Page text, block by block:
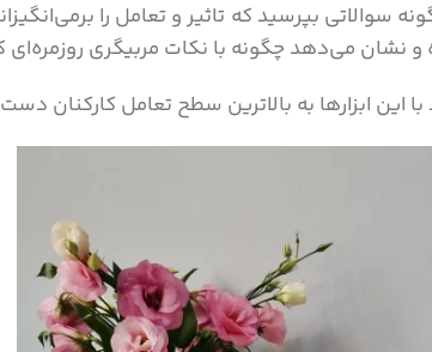
بپرسید که تاثیر و تعامل را
و نشان می‌دهد چگونه با نکات مربیگری
ابزارها به بالاترین سطح تعامل کارکنان دست